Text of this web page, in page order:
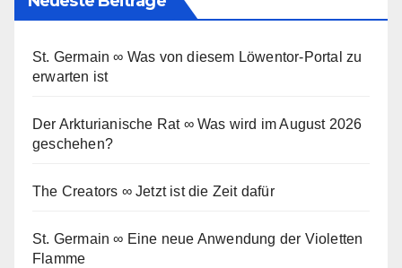
St. Germain ∞ Was von diesem Löwentor-Portal zu
erwarten ist
Der Arkturianische Rat ∞ Was wird im August 2026
geschehen?
The Creators ∞ Jetzt ist die Zeit dafür
St. Germain ∞ Eine neue Anwendung der Violetten
Flamme